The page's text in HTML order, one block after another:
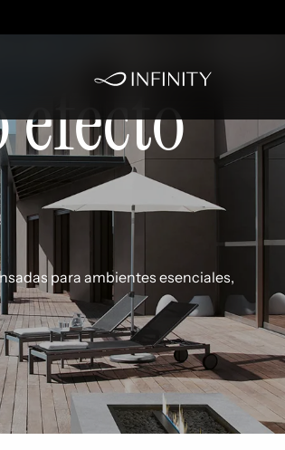
para ambientes esenciales,